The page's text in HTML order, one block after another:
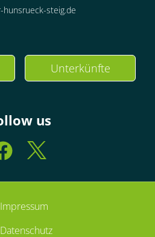
hunsrueck-steig.de
Unterkünfte
us
Impressum
Datenschutz